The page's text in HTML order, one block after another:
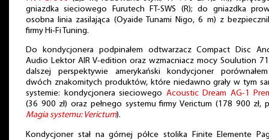
gniazdka sieciowego Furutech FT-SWS (R); do gniazdka
osobna linia zasilająca (Oyaide Tunami Nigo, 6 m) z
firmy Hi-Fi Tuning.
Do kondycjonera podpinałem odtwarzacz Compact Disc
Audio Lektor AIR V-edition oraz wzmacniacz mocy Soulution
dalszej perspektywie amerykański kondycjoner
dwóch znakomitych produktów, które niedawno grały w tym
systemie: kondycjonera sieciowego Acoustic Dream AG-1
(36 900 zł) oraz pełnego systemu firmy Verictum (178 900 zł,
Magia systemu: Verictum).
Kondycjoner stał na górnej półce stolika Finite Elemente